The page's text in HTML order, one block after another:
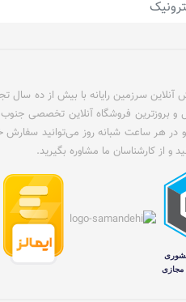
سرزمین رایانه با بیش از ده سال
و بروزترین فروشگاه آنلاین تخصصی
و در هر ساعت شبانه روز می‌توانید
و از کارشناسان ما مشاوره بگیرید.